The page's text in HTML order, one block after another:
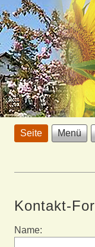
Seite Menü
Kontakt-
Name: